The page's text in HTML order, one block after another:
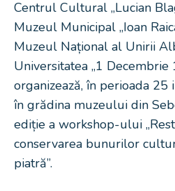
Centrul Cultural „Lucian
Muzeul Municipal „Ioan
Muzeul Național al Unirii
Universitatea „1
organizează, în perioada
în grădina muzeului din
ediție a workshop-ului
conservarea bunurilor
piatră”.